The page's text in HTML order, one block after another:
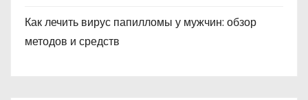
Как лечить вирус папилломы у мужчин: обзор
методов и средств